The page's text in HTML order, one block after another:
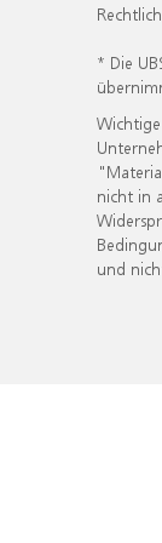
* Die
nicht in
und